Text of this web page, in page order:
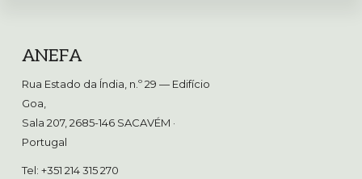
Footer
ANEFA
Rua Estado da Índia, n.º 29 — Edifício
Goa,
Sala 207, 2685-146 SACAVÉM ·
Portugal
Tel: +351 214 315 270